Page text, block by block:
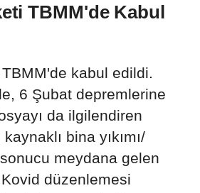
TBMM'de Kabul
TBMM'de kabul edildi.
6 Şubat depremlerine
da ilgilendiren
bina yıkımı/
meydana gelen
düzenlemesi